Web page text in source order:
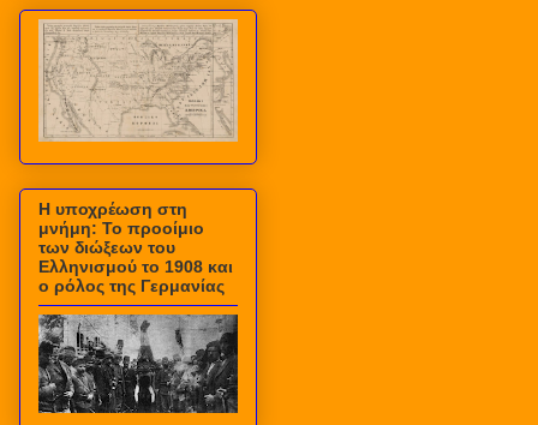
Η υποχρέωση στη
μνήμη: Το προοίμιο
των διώξεων του
Ελληνισμού το 1908 και
ο ρόλος της Γερμανίας